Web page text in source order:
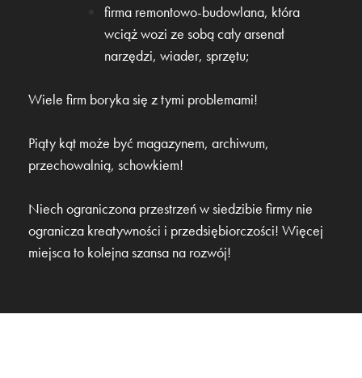
firma remontowo-budowlana, która
wciąż wozi ze sobą cały arsenał
narzędzi, wiader, sprzętu;
Wiele firm boryka się z tymi problemami!
Piąty kąt może być magazynem, archiwum,
przechowalnią, schowkiem!
Niech ograniczona przestrzeń w siedzibie firmy nie
ogranicza kreatywności i przedsiębiorczości! Więcej
miejsca to kolejna szansa na rozwój!